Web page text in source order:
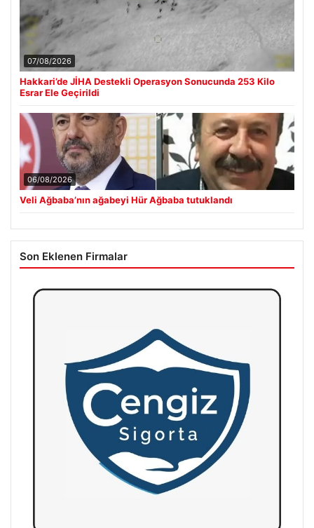
07/08/2026
Hakkari’de JİHA Destekli Operasyon Sonucunda 253 Kilo
Esrar Ele Geçirildi
06/08/2026
Veli Ağbaba’nın ağabeyi Hür Ağbaba tutuklandı
Son Eklenen Firmalar